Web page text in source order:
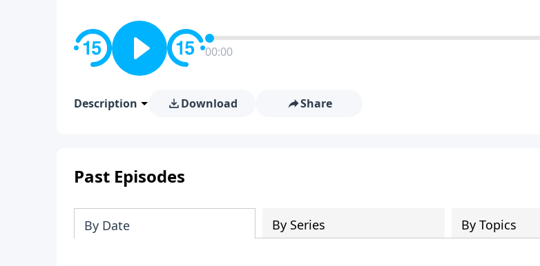
00:00
Description Download Share
Past Episodes
By Date By Series By Topics